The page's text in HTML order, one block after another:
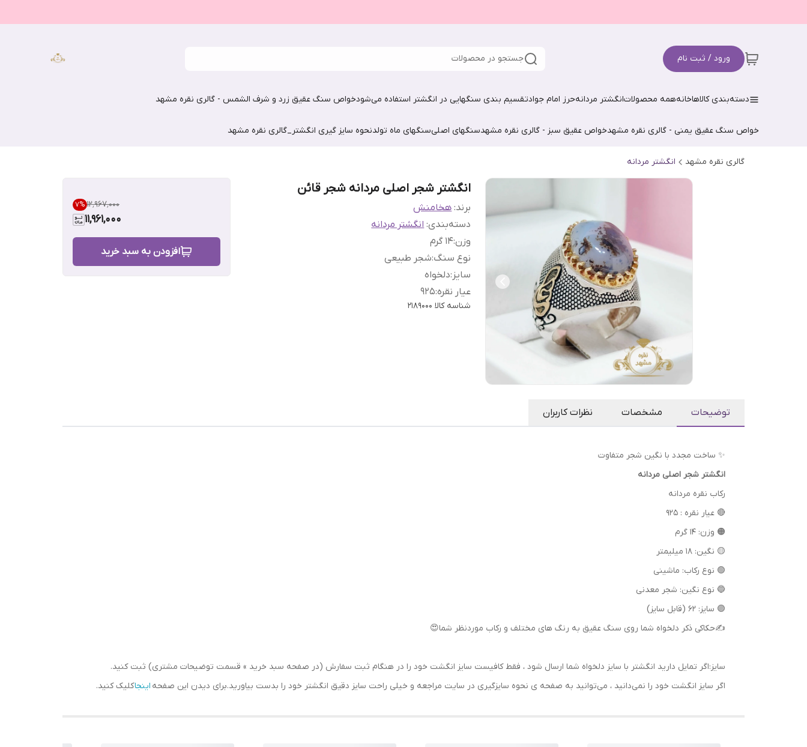
ورود / ثبت نام جستجو در محصولات
دسته‌بندی کالاهاخانههمه محصولاتانگشتر مردانهحرز امام جوادتقسیم بندی سنگهایی در انگشتر استفاده می‌شودخواص سنگ عقیق زرد و شرف الشمس - گالری نقره مشهد
خواص سنگ عقیق یمنی - گالری نقره مشهدخواص عقیق سبز - گالری نقره مشهدسنگهای اصلیسنگهای ماه تولدنحوه سایز گیری انگشتر_گالری نقره مشهد
گالری نقره مشهد انگشتر مردانه
انگشتر شجر اصلی مردانه شجر قائن
برند: هخامنش
دسته‌بندی:انگشتر مردانه
وزن:۱4 گرم
نوع سنگ:شجر طبیعی
سایز :دلخواه
عیار نقره:
925
شناسه کالا 2189000
۱۲٬۹۶۷٬۰۰۰ 7%
11,961,000
افزودن به سبد خرید
توضیحات مشخصات نظرات کاربران
✨ ساخت مجدد با نگین شجر متفاوت
انگشتر شجر اصلی مردانه
رکاب نقره مردانه
🔴 عیار نقره : 925
🟠 وزن: 14 گرم
🟡 نگین: 18 میلیمتر
🟢 نوع رکاب: ماشینی
🔵 نوع نگین: شجر معدنی
🟣 سایز: 62 (قابل سایز)
✍حکاکی ذکر دلخواه شما روی سنگ عقیق به رنگ های مختلف و رکاب موردنظر شما😍
سایز:اگر تمایل دارید انگشتر با سایز دلخواه شما ارسال شود ، فقط کافیست سایز انگشت خود را در هنگام ثبت سفارش (در صفحه سبد خرید » قسمت توضیحات مشتری) ثبت کنید.
اگر سایز انگشت خود را نمی‌دانید ، می‌توانید به صفحه ی نحوه سایزگیری در سایت مراجعه و خیلی راحت سایز دقیق انگشتر خود را بدست بیاورید.برای دیدن این صفحه اینجاکلیک کنید.